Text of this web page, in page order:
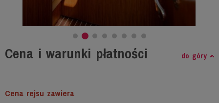
Cena i warunki płatności do góry
Cena rejsu zawiera